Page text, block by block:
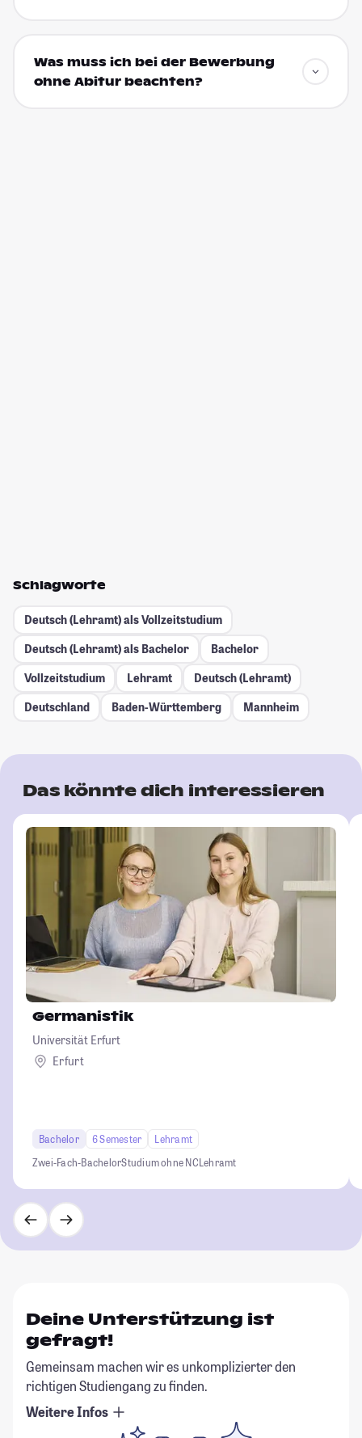
Was muss ich bei der Bewerbung
ohne Abitur beachten?
Schlagworte
Deutsch (Lehramt) als Vollzeitstudium
Deutsch (Lehramt) als Bachelor
Bachelor
Vollzeitstudium
Lehramt
Deutsch (Lehramt)
Deutschland
Baden-Württemberg Mannheim
Das könnte dich interessieren
Germanistik
Universität Erfurt
Erfurt
Bachelor 6 Semester
Lehramt
Zwei-Fach-BachelorStudium ohne NCLehramt
Deine Unterstützung ist
gefragt!
Gemeinsam machen wir es unkomplizierter den
richtigen Studiengang zu finden.
Weitere Infos